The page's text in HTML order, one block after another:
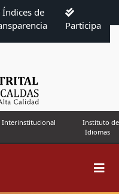
Índices de
Participa
Interinstitucional
Instituto de
Idiomas